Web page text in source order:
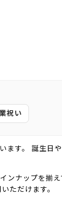
祝い
す。 誕生
ナップを揃
ただけます。